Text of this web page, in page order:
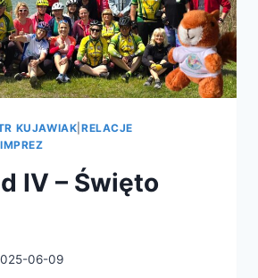
KUJAWIAK RELACJE
IV – Święto
06-09